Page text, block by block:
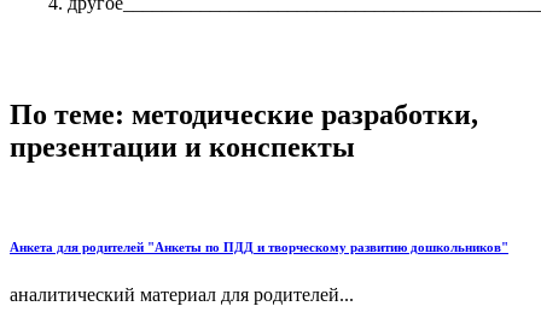
По теме: методические разработки,
презентации и конспекты
Анкета для родителей "Анкеты по ПДД и творческому развитию дошкольников"
аналитический материал для родителей...